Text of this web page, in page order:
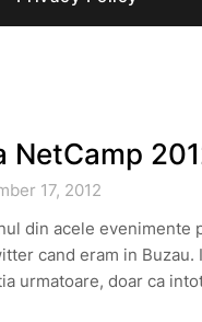
NetCamp
17, 2012
din acele evenimente
cand eram in Buzau.
urmatoare, doar ca